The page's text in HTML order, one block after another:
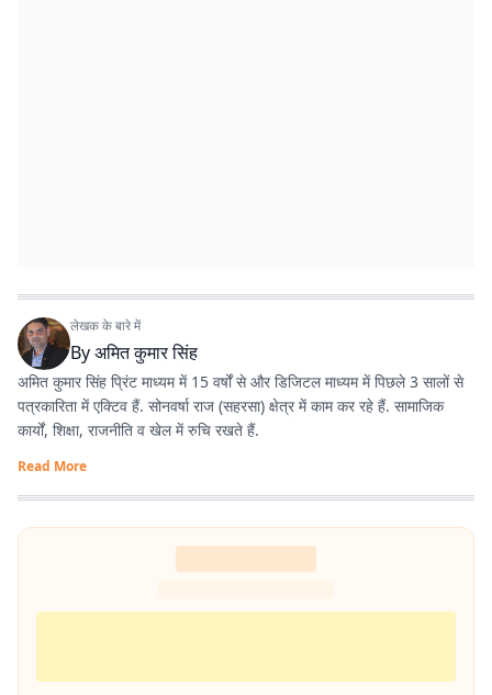
लेखक के बारे में
Byअमित कुमार सिंह
अमित कुमार सिंह प्रिंट माध्यम में 15 वर्षों से और डिजिटल माध्यम में पिछले 3 सालों से
पत्रकारिता में एक्टिव हैं. सोनवर्षा राज (सहरसा) क्षेत्र में काम कर रहे हैं. सामाजिक
कार्यों, शिक्षा, राजनीति व खेल में रुचि रखते हैं.
Read More